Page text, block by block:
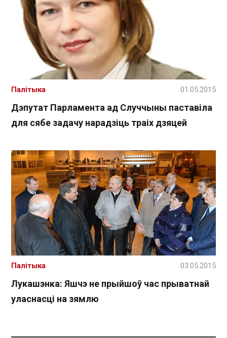
Дэпутат Парламента ад Случчыны паставіла
для сябе задачу нарадзіць траіх дзяцей
Палітыка 01.05.2015
Лукашэнка: Яшчэ не прыйшоў час прыватнай
уласнасці на зямлю
Палітыка 03.05.2015